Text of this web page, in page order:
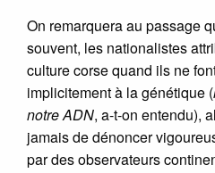
On remarquera au passage
souvent, les nationalistes
culture corse quand ils ne
implicitement à la génétique (
notre ADN, a-t-on entendu),
jamais de dénoncer
par des observateurs